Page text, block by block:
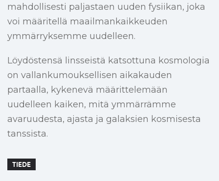
mahdollisesti paljastaen uuden fysiikan, joka
voi määritellä maailmankaikkeuden
ymmärryksemme uudelleen.
Löydöstensä linsseistä katsottuna kosmologia
on vallankumouksellisen aikakauden
partaalla, kykenevä määrittelemään
uudelleen kaiken, mitä ymmärrämme
avaruudesta, ajasta ja galaksien kosmisesta
tanssista.
TIEDE